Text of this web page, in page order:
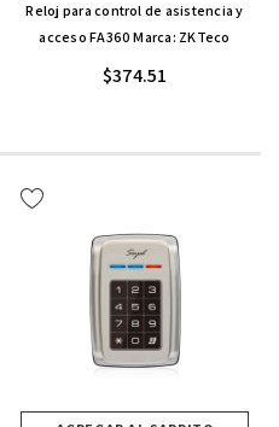
Reloj para control de asistencia y
acceso FA360 Marca: ZKTeco
$374.51